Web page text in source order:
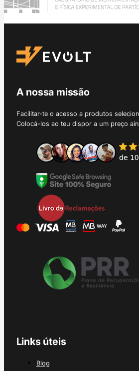
A nossa missão
Facilitar-te o acesso a produtos
Colocá-los ao teu dispor a um preço
Links úteis
Blog